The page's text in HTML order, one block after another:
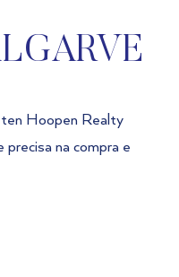
Hoopen Realty
na compra e